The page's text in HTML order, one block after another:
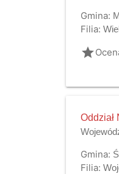
Gmina:
Filia:
grade
Oddział
Gmina:
Filia: